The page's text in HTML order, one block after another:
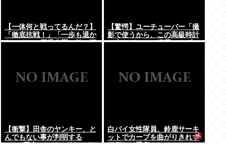
【一体何と戦ってるんだ？】
「徹底抗戦！」「一歩も退か
ないぞ！」原爆公園の前の極
【驚愕】ユーチューバー「撮
影で使うから、この高級時計
も車もぜ～んぶ経費でタダ！
【衝撃】田舎のヤンキー、と
んでもない事が判明する
白バイ女性隊員、鈴鹿サーキ
ットでカーブを曲がりきれず